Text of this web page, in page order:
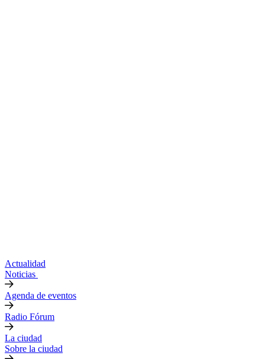
Actualidad
Noticias
Agenda de eventos
Radio Fórum
La ciudad
Sobre la ciudad